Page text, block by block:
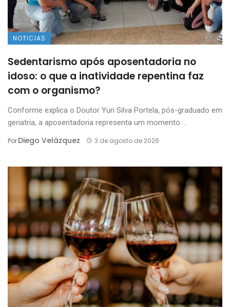
NOTICIAS
Sedentarismo após aposentadoria no
idoso: o que a inatividade repentina faz
com o organismo?
Conforme explica o Doutor Yuri Silva Portela, pós-graduado em
geriatria, a aposentadoria representa um momento ...
PorDiego Velázquez 3 de agosto de 2026